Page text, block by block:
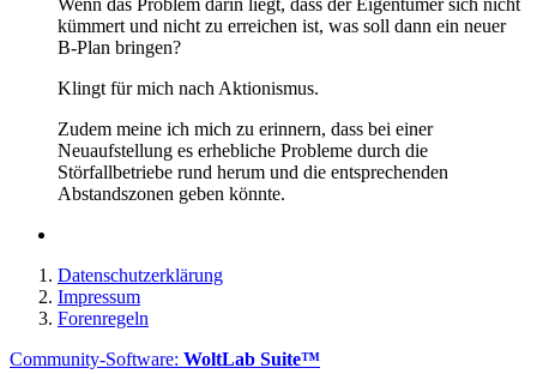
kümmert und nicht zu erreichen ist, was soll dann ein neuer
B-Plan bringen?
Klingt für mich nach Aktionismus.
Zudem meine ich mich zu erinnern, dass bei einer
Neuaufstellung es erhebliche Probleme durch die
Störfallbetriebe rund herum und die entsprechenden
Abstandszonen geben könnte.
Datenschutzerklärung
Impressum
Forenregeln
Community-Software: WoltLab Suite™